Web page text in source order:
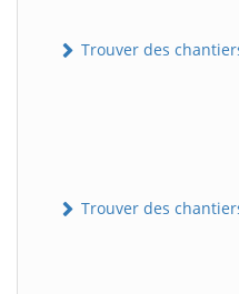
Trouver des
Trouver des